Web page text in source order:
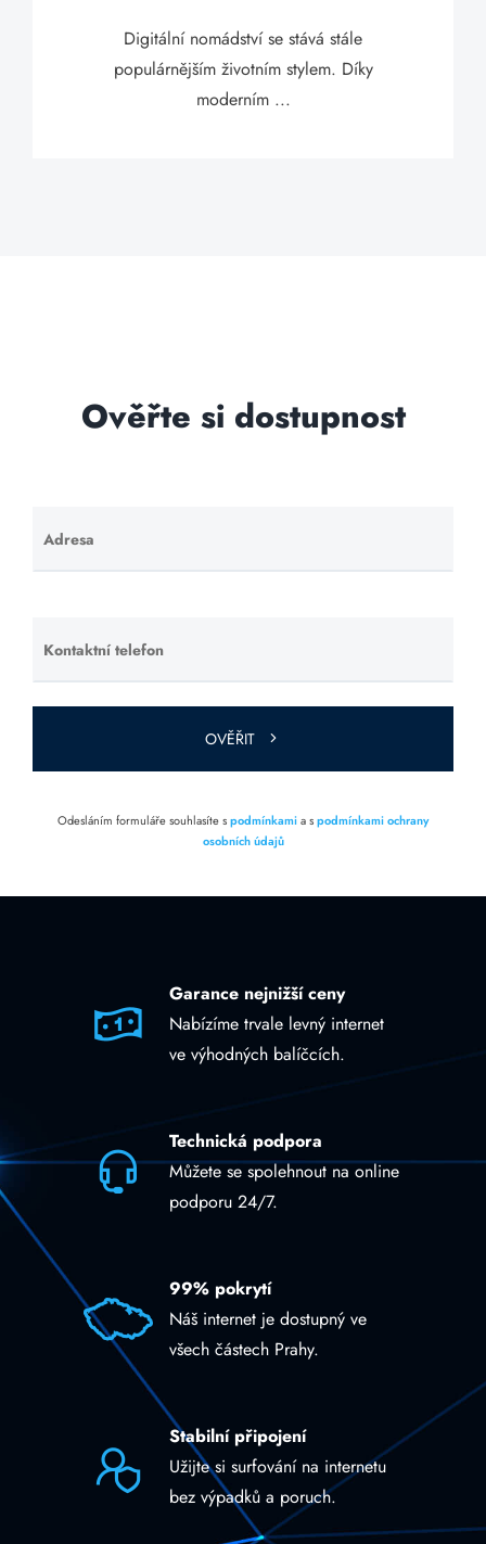
Digitální nomádství se stává stále
populárnějším životním stylem. Díky
moderním ...
Ověřte si dostupnost
Adresa
Ponechte
toto pole
Kontaktní telefon
Ponechte
toto pole
prázdné.
OVĚŘIT
Odesláním formuláře souhlasíte spodmínkamia spodmínkami ochrany
osobních údajů
Garance nejnižší ceny
Nabízíme trvale levný internet
ve výhodných balíčcích.
Technická podpora
Můžete se spolehnout na online
podporu 24/7.
99% pokrytí
Náš internet je dostupný ve
všech částech Prahy.
Stabilní připojení
Užijte si surfování na internetu
bez výpadků a poruch.